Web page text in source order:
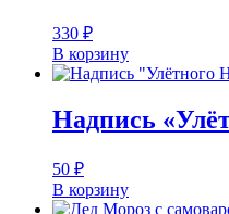
330 ₽
В корзину
Надпись
50 ₽
В корзину